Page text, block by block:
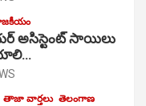
అసిస్టెంట్ సాయిలు
తాజా వార్తలు తెలంగాణ